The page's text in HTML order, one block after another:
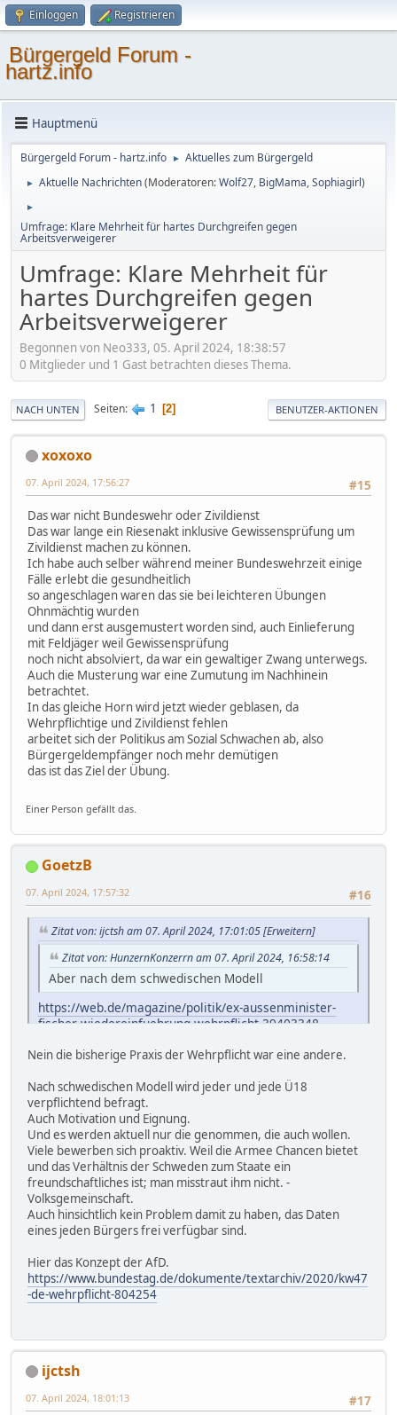
Einloggen Registrieren
Bürgergeld Forum -
hartz.info
Hauptmenü
Bürgergeld Forum - hartz.info ► Aktuelles zum Bürgergeld
► Aktuelle Nachrichten(Moderatoren:Wolf27, BigMama,Sophiagirl)
►
Umfrage: Klare Mehrheit für hartes Durchgreifen gegen
Arbeitsverweigerer
Umfrage: Klare Mehrheit für
hartes Durchgreifen gegen
Arbeitsverweigerer
Begonnen von Neo333, 05. April 2024, 18:38:57
0 Mitglieder und 1 Gast betrachten dieses Thema.
NACH UNTEN Seiten 1 2 BENUTZER-AKTIONEN
xoxoxo
#15
07. April 2024, 17:56:27
Das war nicht Bundeswehr oder Zivildienst
Das war lange ein Riesenakt inklusive Gewissensprüfung um
Zivildienst machen zu können.
Ich habe auch selber während meiner Bundeswehrzeit einige
Fälle erlebt die gesundheitlich
so angeschlagen waren das sie bei leichteren Übungen
Ohnmächtig wurden
und dann erst ausgemustert worden sind, auch Einlieferung
mit Feldjäger weil Gewissensprüfung
noch nicht absolviert, da war ein gewaltiger Zwang unterwegs.
Auch die Musterung war eine Zumutung im Nachhinein
betrachtet.
In das gleiche Horn wird jetzt wieder geblasen, da
Wehrpflichtige und Zivildienst fehlen
arbeitet sich der Politikus am Sozial Schwachen ab, also
Bürgergeldempfänger noch mehr demütigen
das ist das Ziel der Übung.
Einer Person gefällt das.
GoetzB
#16
07. April 2024, 17:57:32
Zitat von: ijctsh am 07. April 2024, 17:01:05[Erweitern]
Zitat von: HunzernKonzerrn am 07. April 2024, 16:58:14
Aber nach dem schwedischen Modell
https://web.de/magazine/politik/ex-aussenminister-
fischer-wiedereinfuehrung-wehrpflicht-39403348
Zitat von: HunzernKonzerrn am 07. April 2024, 16:58:14
wo nur jene gezogen werden, die das auch wollen.
war früher nicht anders. Wer nicht wollte, hat
Zivildienst gemacht oder war untauglich.
Und wie genau ist der Plan der AfD bezüglich der
Wehrpflicht?
Nein die bisherige Praxis der Wehrpflicht war eine andere.
Nach schwedischen Modell wird jeder und jede Ü18
verpflichtend befragt.
Auch Motivation und Eignung.
Und es werden aktuell nur die genommen, die auch wollen.
Viele bewerben sich proaktiv. Weil die Armee Chancen bietet
und das Verhältnis der Schweden zum Staate ein
freundschaftliches ist; man misstraut ihm nicht. -
Volksgemeinschaft.
Auch hinsichtlich kein Problem damit zu haben, das Daten
eines jeden Bürgers frei verfügbar sind.
Hier das Konzept der AfD.
https://www.bundestag.de/dokumente/textarchiv/2020/kw47
-de-wehrpflicht-804254
ijctsh
#17
07. April 2024, 18:01:13